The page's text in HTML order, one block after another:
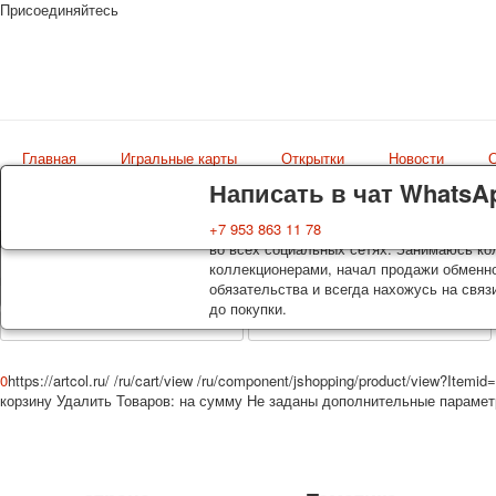
Доставка
Колоды, почтовые открытки тщательно
оплаты. Исключение: репринт под заказ,
осуществляется почтой России с треком
момент покупки. По желанию
Гарантия
Вы покупаете колоды игральных карт,
во всех социальных сетях. Занимаюсь
коллекционерами, начал продажи
обязательства и всегда нахожусь на
до покупки.
Написать в чат
+7 953 863 11 78
Присоединяйтесь
Главная Игральные карты Открытки Новости
Магазин
0https://artcol.ru/ /ru/cart/view /ru/component/jshopping/product/
корзину Удалить Товаров: на сумму Не заданы дополнительные